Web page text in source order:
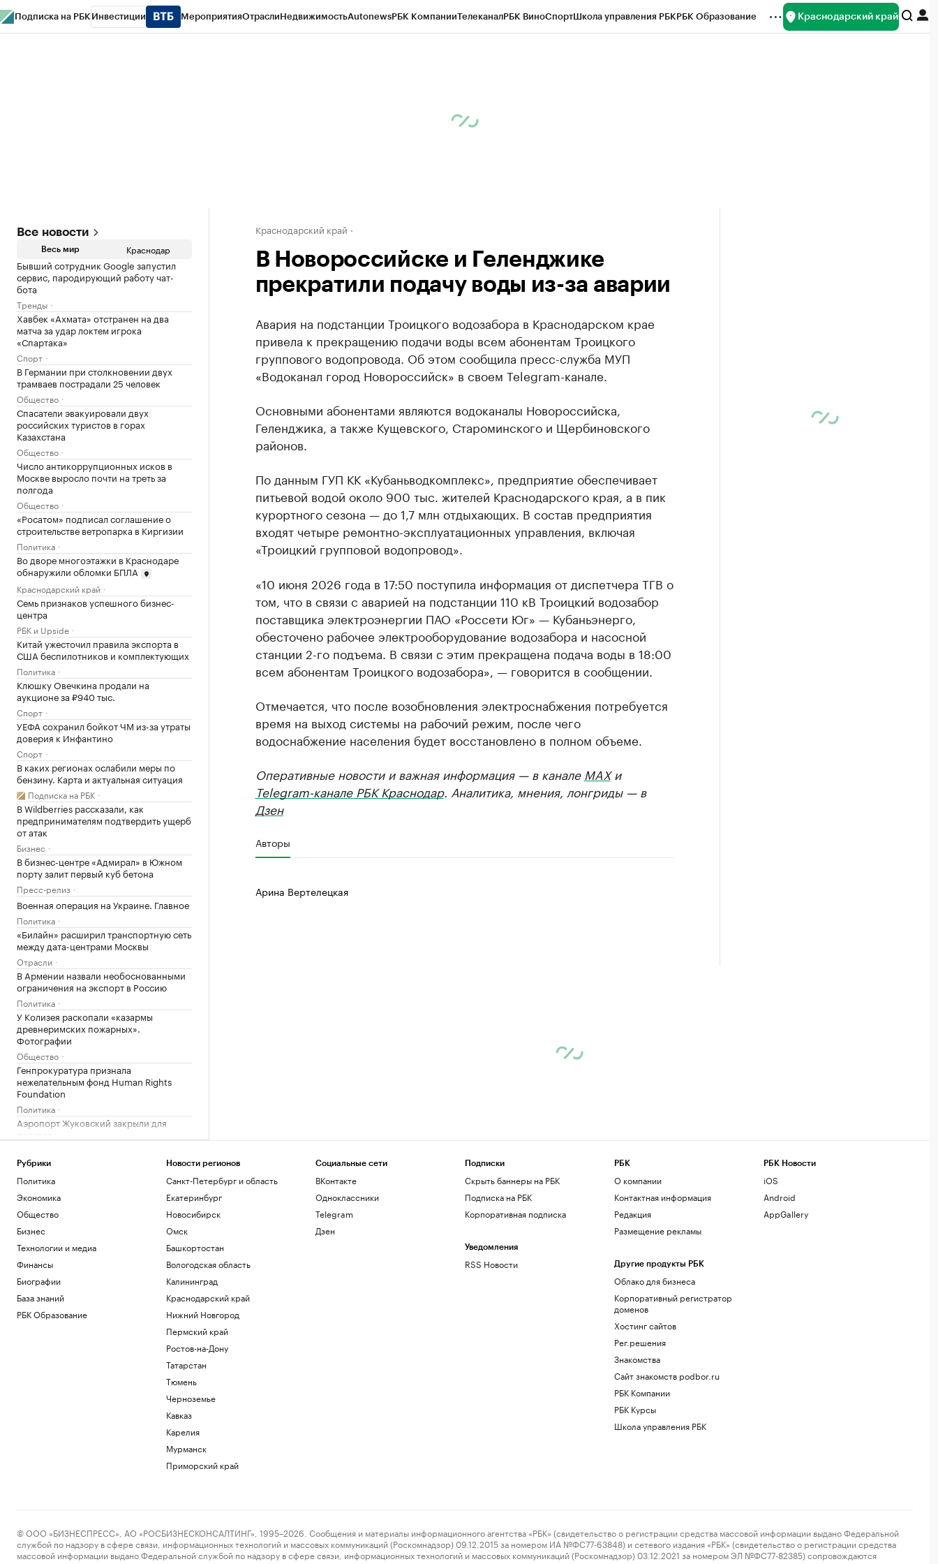
Подписка на РБК Инвестиции МероприятияОтраслиНедвижимостьAutonewsРБК КомпанииТелеканалРБК ВиноСпортШкола управления РБКРБК Образование Краснодарский край
Все новости
Весь мир Краснодар
Бывший сотрудник Google запустил
сервис, пародирующий работу чат-
бота
Тренды
Хавбек «Ахмата» отстранен на два
матча за удар локтем игрока
«Спартака»
Спорт
В Германии при столкновении двух
трамваев пострадали 25 человек
Общество
Спасатели эвакуировали двух
российских туристов в горах
Казахстана
Общество
Число антикоррупционных исков в
Москве выросло почти на треть за
полгода
Общество
«Росатом» подписал соглашение о
строительстве ветропарка в Киргизии
Политика
Во дворе многоэтажки в Краснодаре
обнаружили обломки БПЛА
Краснодарский край
Семь признаков успешного бизнес-
центра
РБК и Upside
Китай ужесточил правила экспорта в
США беспилотников и комплектующих
Политика
Клюшку Овечкина продали на
аукционе за ₽940 тыс.
Спорт
УЕФА сохранил бойкот ЧМ из-за утраты
доверия к Инфантино
Спорт
В каких регионах ослабили меры по
бензину. Карта и актуальная ситуация
Подписка на РБК
В Wildberries рассказали, как
предпринимателям подтвердить ущерб
от атак
Бизнес
В бизнес-центре «Адмирал» в Южном
порту залит первый куб бетона
Пресс-релиз
Военная операция на Украине. Главное
Политика
«Билайн» расширил транспортную сеть
между дата-центрами Москвы
Отрасли
В Армении назвали необоснованными
ограничения на экспорт в Россию
Политика
У Колизея раскопали «казармы
древнеримских пожарных».
Фотографии
Общество
Генпрокуратура признала
нежелательным фонд Human Rights
Foundation
Политика
Аэропорт Жуковский закрыли для
полетов
Краснодарский край
В Новороссийске и Геленджике
прекратили подачу воды из-за аварии
Авария на подстанции Троицкого водозабора в Краснодарском крае
привела к прекращению подачи воды всем абонентам Троицкого
группового водопровода. Об этом сообщила пресс-служба МУП
«Водоканал город Новороссийск» в своем Telegram-канале.
Основными абонентами являются водоканалы Новороссийска,
Геленджика, а также Кущевского, Староминского и Щербиновского
районов.
По данным ГУП КК «Кубаньводкомплекс», предприятие обеспечивает
питьевой водой около 900 тыс. жителей Краснодарского края, а в пик
курортного сезона — до 1,7 млн отдыхающих. В состав предприятия
входят четыре ремонтно-эксплуатационных управления, включая
«Троицкий групповой водопровод».
«10 июня 2026 года в 17:50 поступила информация от диспетчера ТГВ о
том, что в связи с аварией на подстанции 110 кВ Троицкий водозабор
поставщика электроэнергии ПАО «Россети Юг» — Кубаньэнерго,
обесточено рабочее электрооборудование водозабора и насосной
станции 2-го подъема. В связи с этим прекращена подача воды в 18:00
всем абонентам Троицкого водозабора», — говорится в сообщении.
Отмечается, что после возобновления электроснабжения потребуется
время на выход системы на рабочий режим, после чего
водоснабжение населения будет восстановлено в полном объеме.
Оперативные новости и важная информация — в канале MAXи
Telegram-канале РБК Краснодар. Аналитика, мнения, лонгриды — в
Дзен
Авторы
Арина Вертелецкая
Рубрики
Политика
Экономика
Общество
Бизнес
Технологии и медиа
Финансы
Биографии
База знаний
РБК Образование
Новости регионов
Санкт-Петербург и область
Екатеринбург
Новосибирск
Омск
Башкортостан
Вологодская область
Калининград
Краснодарский край
Нижний Новгород
Пермский край
Ростов-на-Дону
Татарстан
Тюмень
Черноземье
Кавказ
Карелия
Мурманск
Приморский край
Социальные сети
ВКонтакте
Одноклассники
Telegram
Дзен
Подписки
Скрыть баннеры на РБК
Подписка на РБК
Корпоративная подписка
Уведомления
RSS Новости
РБК
О компании
Контактная информация
Редакция
Размещение рекламы
Другие продукты РБК
Облако для бизнеса
Корпоративный регистратор
доменов
Хостинг сайтов
Рег.решения
Знакомства
Сайт знакомств podbor.ru
РБК Компании
РБК Курсы
Школа управления РБК
РБК Новости
iOS
Android
AppGallery
© ООО «БИЗНЕСПРЕСС», АО «РОСБИЗНЕСКОНСАЛТИНГ», 1995–2026. Сообщения и материалы информационного агентства «РБК» (свидетельство о регистрации средства массовой информации выдано Федеральной
службой по надзору в сфере связи, информационных технологий и массовых коммуникаций (Роскомнадзор) 09.12.2015 за номером ИА №ФС77-63848) и сетевого издания «РБК» (свидетельство о регистрации средства
массовой информации выдано Федеральной службой по надзору в сфере связи, информационных технологий и массовых коммуникаций (Роскомнадзор) 03.12.2021 за номером ЭЛ №ФС77-82385) сопровождаются